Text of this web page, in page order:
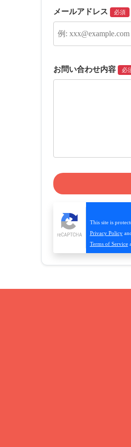
メールアドレス 必須
お問い合わせ内容 必
This site is
Privacy Policy
Terms of Service